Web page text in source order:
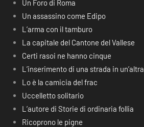
Un Foro di Roma
Un assassino come Edipo
L’arma con il tamburo
La capitale del Cantone del Vallese
Certi rasoi ne hanno cinque
L’inserimento di una strada in un’altra
Lo è la camicia del frac
Uccelletto solitario
L’autore di Storie di ordinaria follia
Ricoprono le pigne